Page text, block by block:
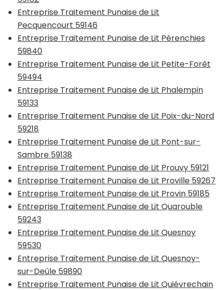
Entreprise Traitement Punaise de Lit
Pecquencourt 59146
Entreprise Traitement Punaise de Lit Pérenchies
59840
Entreprise Traitement Punaise de Lit Petite-Forêt
59494
Entreprise Traitement Punaise de Lit Phalempin
59133
Entreprise Traitement Punaise de Lit Poix-du-Nord
59218
Entreprise Traitement Punaise de Lit Pont-sur-
Sambre 59138
Entreprise Traitement Punaise de Lit Prouvy 59121
Entreprise Traitement Punaise de Lit Proville 59267
Entreprise Traitement Punaise de Lit Provin 59185
Entreprise Traitement Punaise de Lit Quarouble
59243
Entreprise Traitement Punaise de Lit Quesnoy
59530
Entreprise Traitement Punaise de Lit Quesnoy-
sur-Deûle 59890
Entreprise Traitement Punaise de Lit Quiévrechain